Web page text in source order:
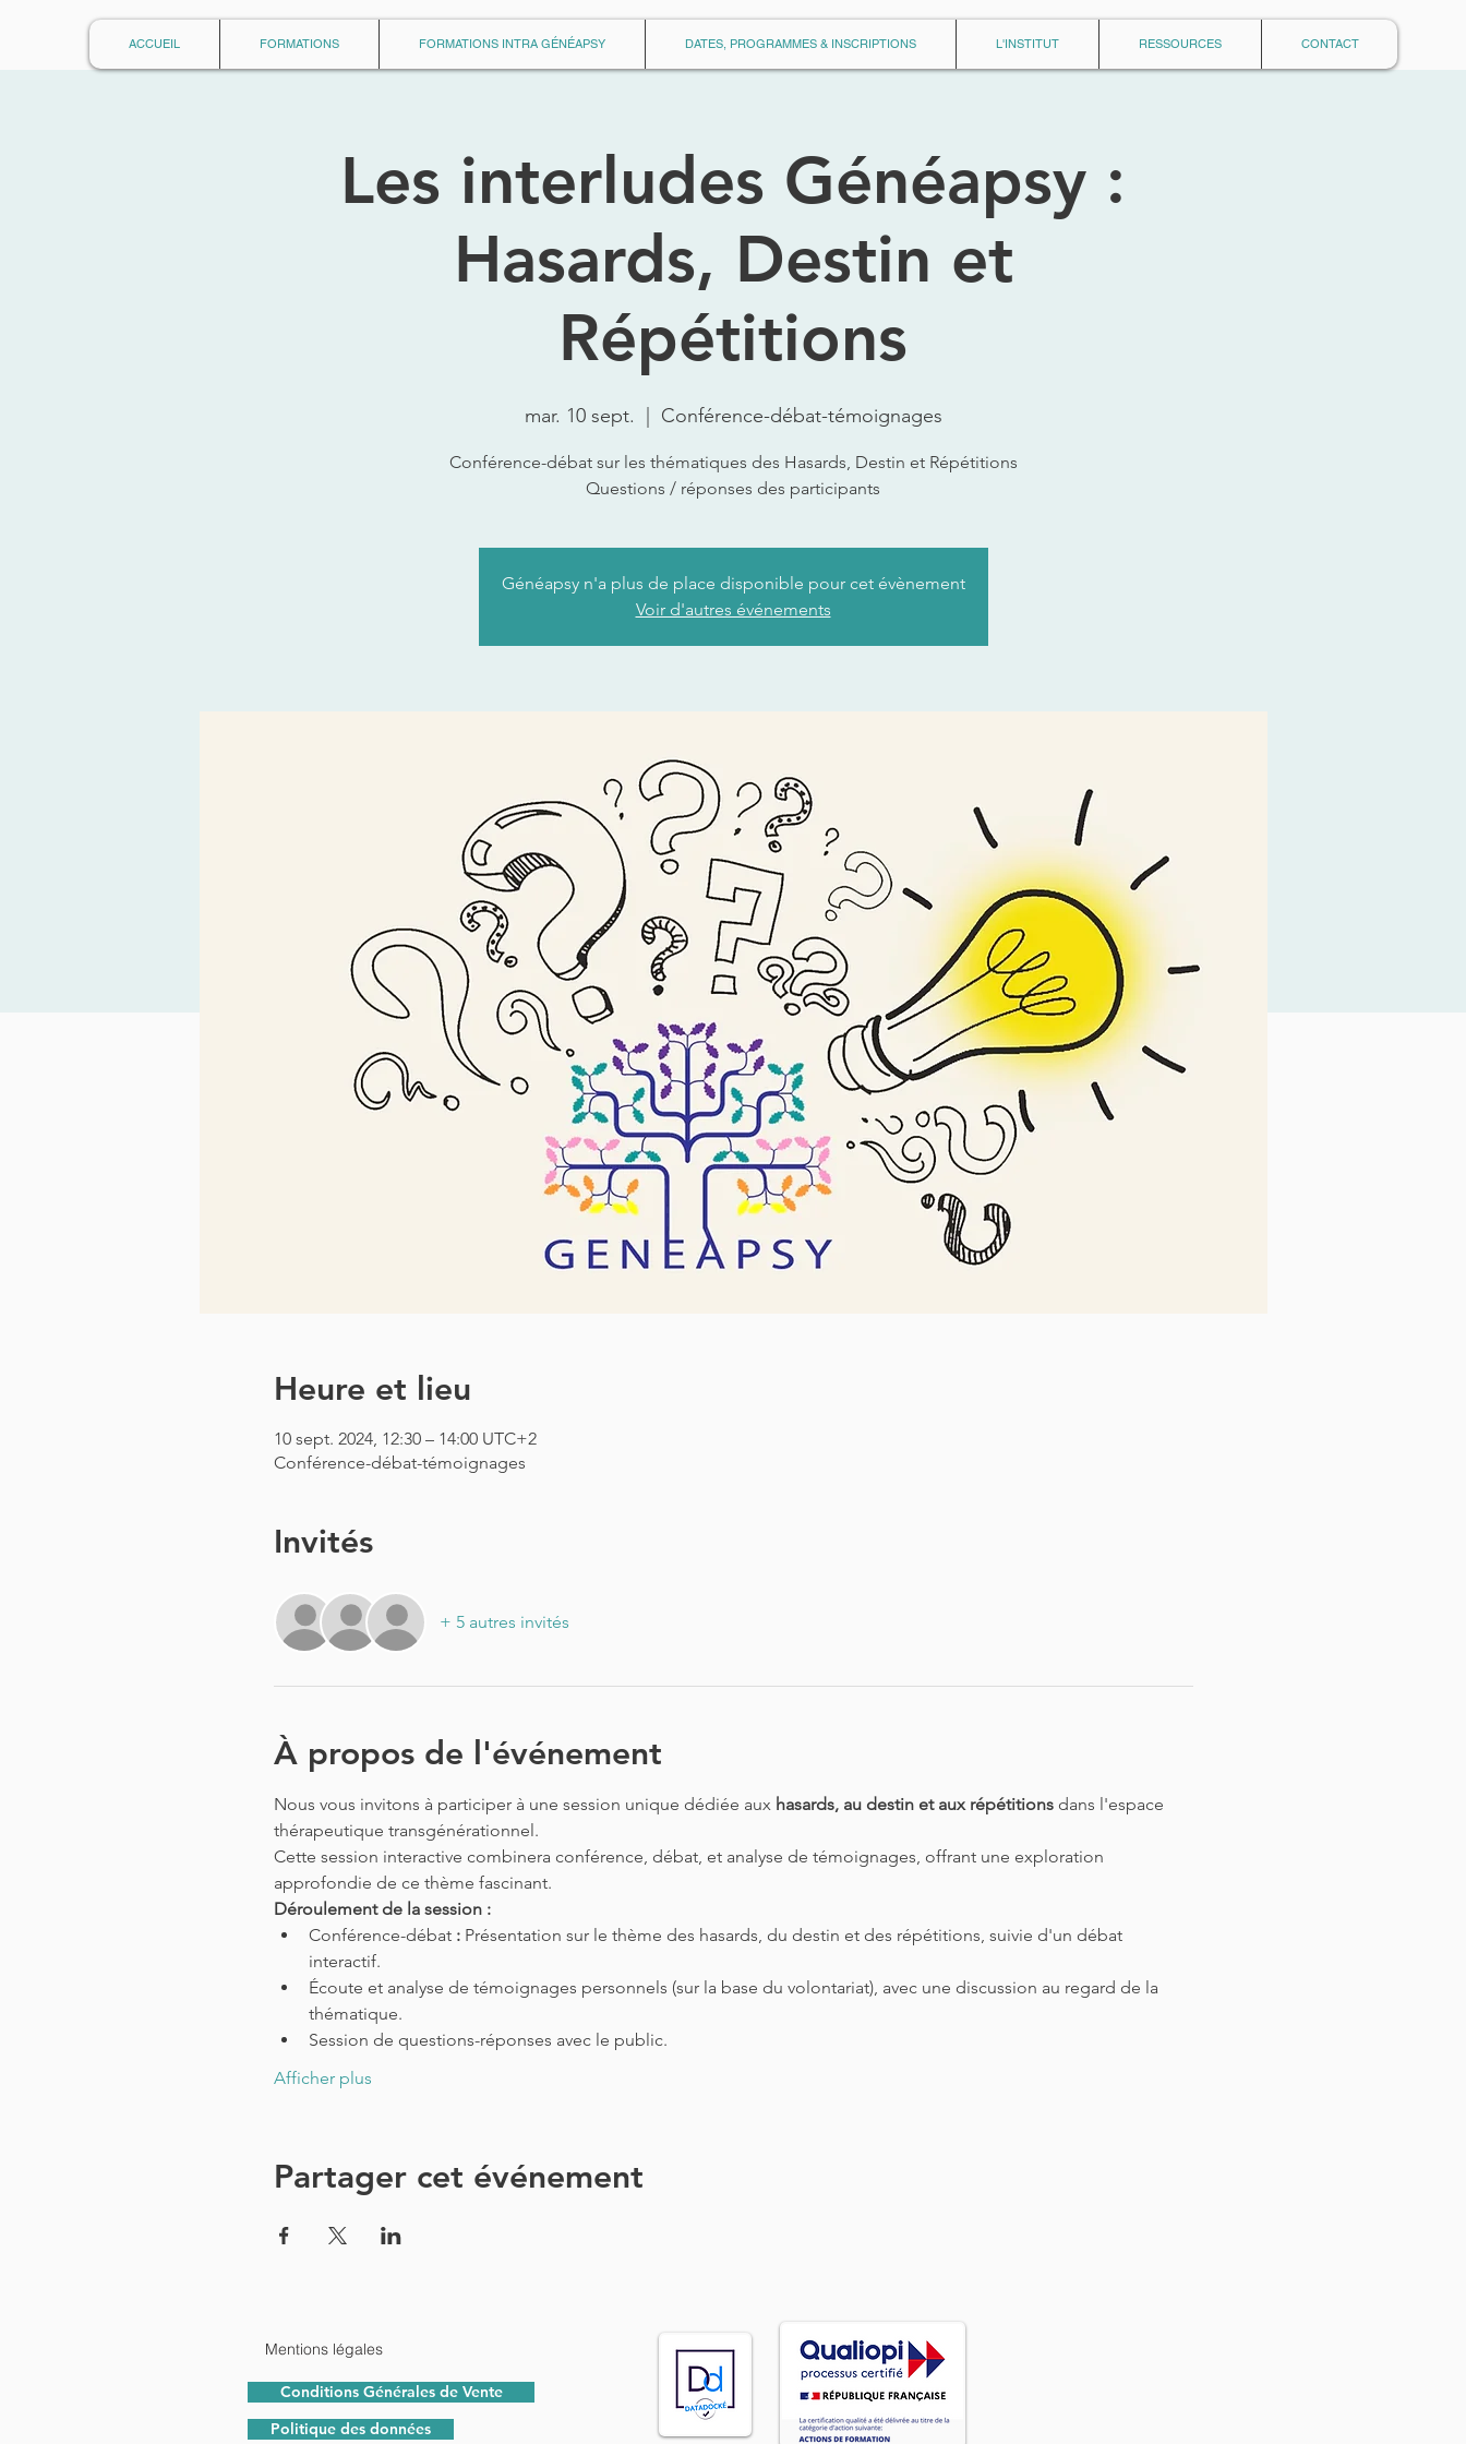
ACCUEIL FORMATIONS FORMATIONS INTRA GÉNÉAPSY DATES, PROGRAMMES & INSCRIPTIONS L'INSTITUT RESSOURCES CONTACT
Les interludes Généapsy :
Hasards, Destin et
Répétitions
mar. 10 sept. Conférence-débat-témoignages
Conférence-débat sur les thématiques des Hasards, Destin et Répétitions
Questions / réponses des participants
Généapsy n'a plus de place disponible pour cet évènement
Voir d'autres événements
Heure et lieu
10 sept. 2024, 12:30 – 14:00 UTC+2
Conférence-débat-témoignages
Invités
+ 5 autres invités
À propos de l'événement
Nous vous invitons à participer à une session unique dédiée aux hasards, au destin et aux répétitions dans l'espace
thérapeutique transgénérationnel.
Cette session interactive combinera conférence, débat, et analyse de témoignages, offrant une exploration
approfondie de ce thème fascinant.
Déroulement de la session :
Conférence-débat : Présentation sur le thème des hasards, du destin et des répétitions, suivie d'un débat
interactif.
Écoute et analyse de témoignages personnels (sur la base du volontariat), avec une discussion au regard de la
thématique.
Session de questions-réponses avec le public.
Afficher plus
Partager cet événement
Mentions légales
Conditions Générales de Vente
Politique des données